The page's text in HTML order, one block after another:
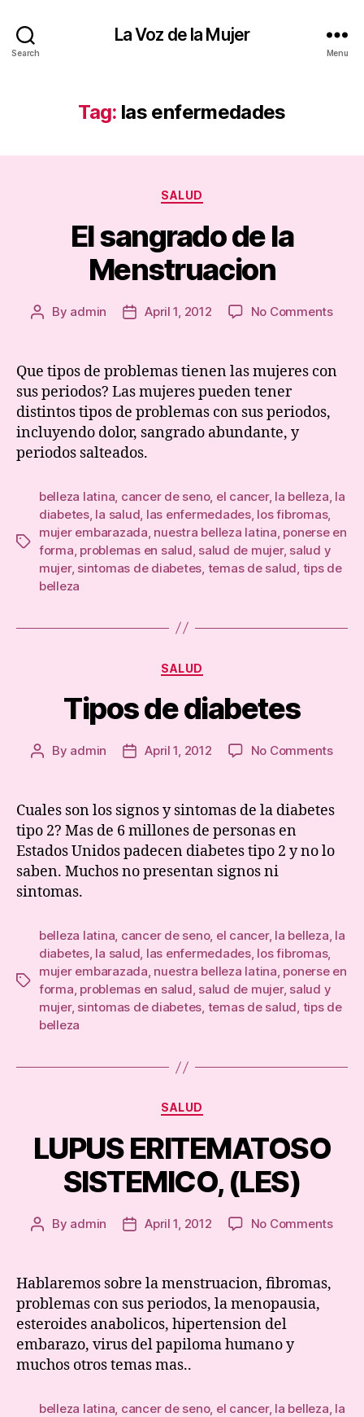
Search
La Voz de la Mujer
Menu
Tag: las enfermedades
Categories
SALUD
El sangrado de la
Menstruacion
Post
By admin
PostApril 1, 2012 No Commentson
Que tipos de problemas tienen las mujeres con
sus periodos? Las mujeres pueden tener
distintos tipos de problemas con sus periodos,
incluyendo dolor, sangrado abundante, y
periodos salteados.
Tags
belleza latina cancer de seno, el cancer, la belleza la
diabetes, la salud las enfermedades, los fibromas,
mujer embarazada nuestra belleza latina ponerse en
forma problemas en salud salud de mujer, salud y
mujer, sintomas de diabetes temas de salud tips de
belleza
Categories
SALUD
Tipos de diabetes
Post
By admin
PostApril 1, 2012 No Commentson
Cuales son los signos y sintomas de la diabetes
tipo 2? Mas de 6 millones de personas en
Estados Unidos padecen diabetes tipo 2 y no lo
saben. Muchos no presentan signos ni
sintomas.
Tags
belleza latina, cancer de seno, el cancer, la belleza, la
diabetes, la salud, las enfermedades, los fibromas,
mujer embarazada, nuestra belleza latina, ponerse en
forma, problemas en salud, salud de mujer, salud y
mujer, sintomas de diabetes, temas de salud, tips de
belleza
Categories
SALUD
LUPUS ERITEMATOSO
SISTEMICO, (LES)
Post
By admin
PostApril 1, 2012 No Commentson
Hablaremos sobre la menstruacion, fibromas,
problemas con sus periodos, la menopausia,
esteroides anabolicos, hipertension del
embarazo, virus del papiloma humano y
muchos otros temas mas..
belleza latina cancer de seno, el cancer, la belleza la